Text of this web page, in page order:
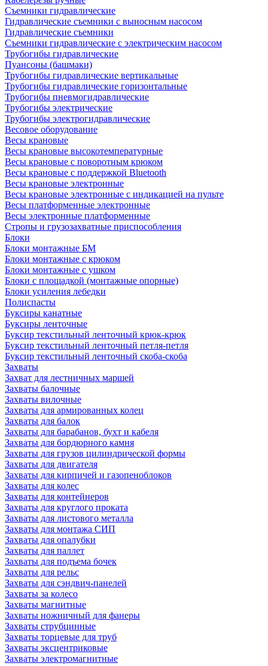
Съемники гидравлические
Гидравлические cъемники с выносным насосом
Гидравлические съемники
Съемники гидравлические с электрическим насосом
Трубогибы гидравлические
Пуансоны (башмаки)
Трубогибы гидравлические вертикальные
Трубогибы гидравлические горизонтальные
Трубогибы пневмогидравлические
Трубогибы электрические
Трубогибы электрогидравлические
Весовое оборудование
Весы крановые
Весы крановые высокотемпературные
Весы крановые с поворотным крюком
Весы крановые с поддержкой Bluetooth
Весы крановые электронные
Весы крановые электронные с индикацией на пульте
Весы платформенные электронные
Весы электронные платформенные
Стропы и грузозахватные приспособления
Блоки
Блоки монтажные БМ
Блоки монтажные с крюком
Блоки монтажные с ушком
Блоки с площадкой (монтажные опорные)
Блоки усиления лебедки
Полиспасты
Буксиры канатные
Буксиры ленточные
Буксир текстильный ленточный крюк-крюк
Буксир текстильный ленточный петля-петля
Буксир текстильный ленточный скоба-скоба
Захваты
Захват для лестничных маршей
Захваты балочные
Захваты вилочные
Захваты для армированных колец
Захваты для балок
Захваты для барабанов, бухт и кабеля
Захваты для бордюрного камня
Захваты для грузов цилиндрической формы
Захваты для двигателя
Захваты для кирпичей и газопеноблоков
Захваты для колес
Захваты для контейнеров
Захваты для круглого проката
Захваты для листового металла
Захваты для монтажа СИП
Захваты для опалубки
Захваты для паллет
Захваты для подъема бочек
Захваты для рельс
Захваты для сэндвич-панелей
Захваты за колесо
Захваты магнитные
Захваты ножничный для фанеры
Захваты струбцинные
Захваты торцевые для труб
Захваты эксцентриковые
Захваты электромагнитные